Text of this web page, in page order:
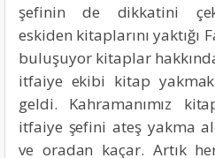
şefinin de dikkatini
eskiden kitaplarını
buluşuyor kitaplar
itfaiye ekibi kitap
geldi. Kahramanımız
itfaiye şefini ateş yakma
ve oradan kaçar. Artık